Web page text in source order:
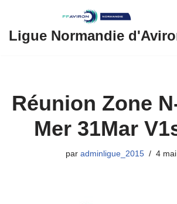
Aller
Ligue Normandie
Réunion Zone
Mer 31Mar
par adminligue_2015 4